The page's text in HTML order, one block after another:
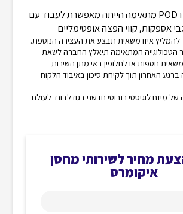
טכנולוגיית TMS ו POD מתאימה הייתה מאפשרת לעבוד עם
אספקות, קווי הפצה אופטימליים
להמליץ איזו משאית תבצע את העצירה הנוספת.
הטכולוגייה המתאימה תיאלץ החברה לשאת
נוספות או לחלופין באי מתן השירות
האחרון תוך לקיחת סיכון באיבוד הלקוח
מיזם לוגיסטי רובוטי חדשני בגודלבונד לעולם
מחיר לשירותי מחסן
איקומרס